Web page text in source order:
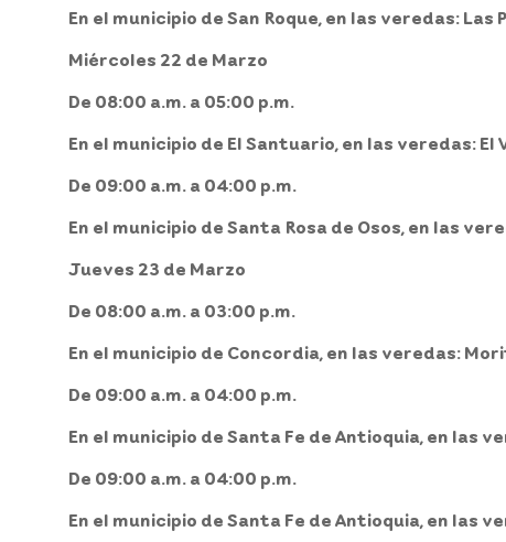
En el municipio de San Roque, en las veredas:
Miércoles 22 de Marzo
De 08:00 a.m. a 05:00 p.m.
En el municipio de El Santuario, en las veredas:
De 09:00 a.m. a 04:00 p.m.
En el municipio de Santa Rosa de Osos, en las
Jueves 23 de Marzo
De 08:00 a.m. a 03:00 p.m.
En el municipio de Concordia, en las veredas:
De 09:00 a.m. a 04:00 p.m.
En el municipio de Santa Fe de Antioquia, en las
De 09:00 a.m. a 04:00 p.m.
En el municipio de Santa Fe de Antioquia, en las